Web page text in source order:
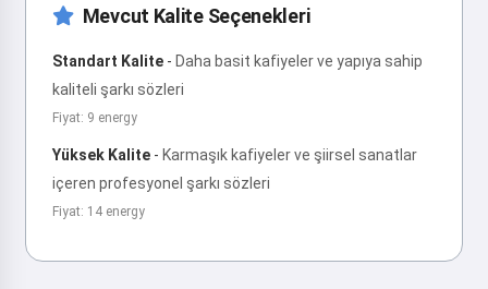
Mevcut Kalite Seçenekleri
Standart Kalite - Daha basit kafiyeler ve yapıya sahip
kaliteli şarkı sözleri
Fiyat: 9 energy
Yüksek Kalite - Karmaşık kafiyeler ve şiirsel sanatlar
içeren profesyonel şarkı sözleri
Fiyat: 14 energy